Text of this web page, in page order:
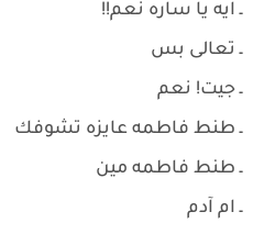
ـ ايه يا ساره نعم!!
ـ تعالى بس
ـ جيت! نعم
ـ طنط فاطمه عايزه تشوفك
ـ طنط فاطمه مين
ـ ام آدم